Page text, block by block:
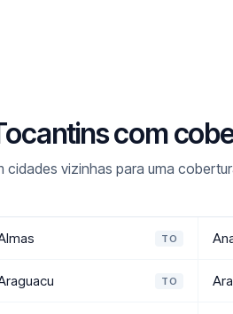
com
vizinhas para uma
TO
TO